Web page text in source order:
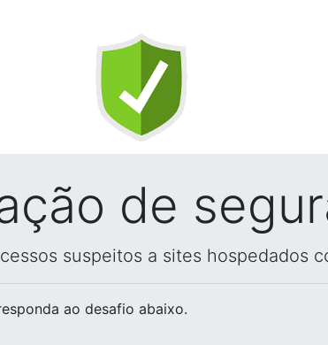
de
suspeitos a sites hospedados
ao desafio abaixo.